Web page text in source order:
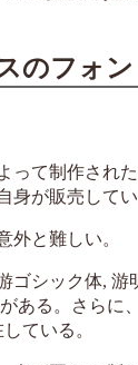
のフォ
って制作され
身が販売してい
外と難しい。
ゴシック体, 游
ある。さらに
ている。